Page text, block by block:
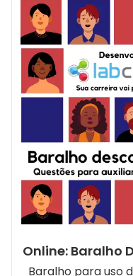
Online: Baralho
Baralho para uso